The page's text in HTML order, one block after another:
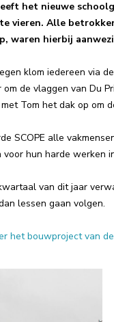
het nieuwe
vieren. Alle
waren hierbij
klom iedereen via
om de vlaggen van Du
Tom het dak op om
SCOPE alle
voor hun harde werken
van dit jaar
lessen gaan volgen.
het bouwproject van